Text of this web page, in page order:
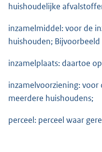
huishoudelijke
inzamelmiddel: voor de
huishouden;
inzamelplaats: daartoe
inzamelvoorziening:
meerdere huishoudens;
perceel: perceel waar